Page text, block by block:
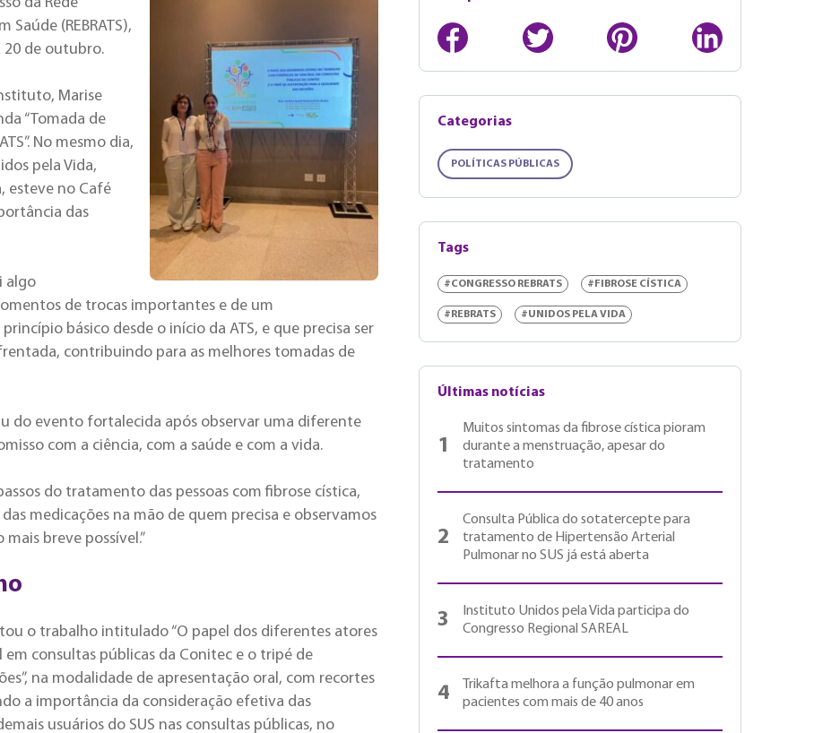
Saúde (REBRATS),
20 de outubro.
Marise
“Tomada de
No mesmo dia,
pela Vida,
esteve no Café
das
algo
de trocas importantes e de um
básico desde o início da ATS, e que precisa ser
contribuindo para as melhores tomadas de
do evento fortalecida após observar uma diferente
com a ciência, com a saúde e com a vida.
do tratamento das pessoas com fibrose cística,
medicações na mão de quem precisa e observamos
breve possível.”
o trabalho intitulado “O papel dos diferentes atores
consultas públicas da Conitec e o tripé de
na modalidade de apresentação oral, com recortes
a importância da consideração efetiva das
usuários do SUS nas consultas públicas, no
Categorias
POLÍTICAS PÚBLICAS
Tags
#CONGRESSO REBRATS #FIBROSE CÍSTICA
#REBRATS #UNIDOS PELA VIDA
Últimas notícias
1
Muitos sintomas da fibrose cística pioram
durante a menstruação, apesar do
tratamento
2
Consulta Pública do sotatercepte para
tratamento de Hipertensão Arterial
Pulmonar no SUS já está aberta
3
Instituto Unidos pela Vida participa do
Congresso Regional SAREAL
4
Trikafta melhora a função pulmonar em
pacientes com mais de 40 anos